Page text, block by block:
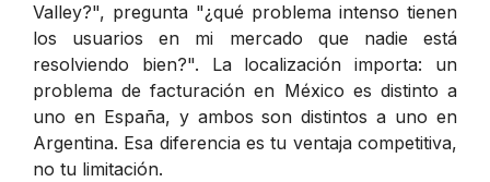
Valley?", pregunta "¿qué problema intenso tienen
los usuarios en mi mercado que nadie está
resolviendo bien?". La localización importa: un
problema de facturación en México es distinto a
uno en España, y ambos son distintos a uno en
Argentina. Esa diferencia es tu ventaja competitiva,
no tu limitación.